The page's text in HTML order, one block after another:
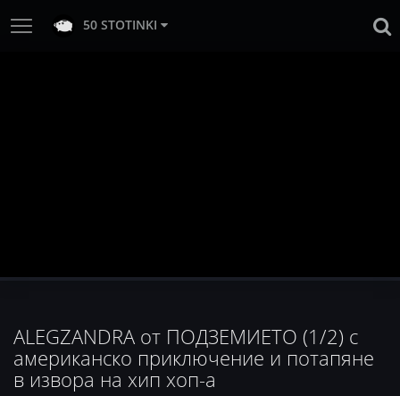
50 STOTINKI
ALEGZANDRA от ПОДЗЕМИЕТО (1/2) с
американско приключение и потапяне
в извора на хип хоп-а